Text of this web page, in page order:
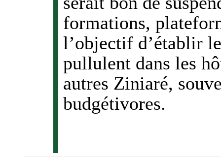
formations,
l’objectif d’établir
pullulent dans les
autres Ziniaré,
budgétivores.